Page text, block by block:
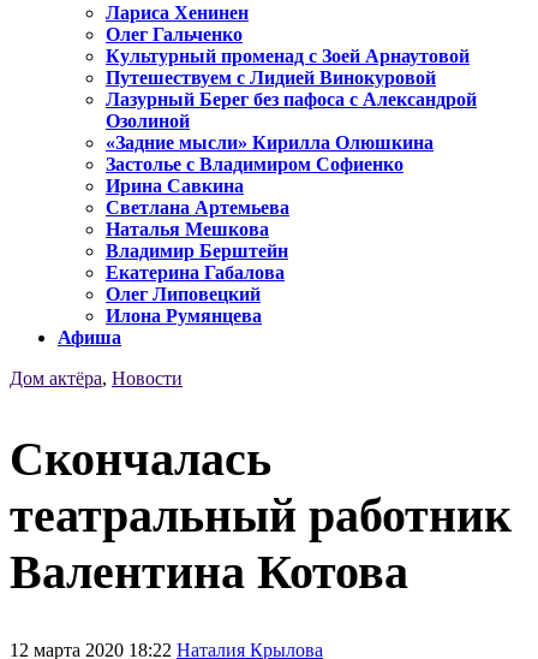
Лариса Хенинен
Олег Гальченко
Культурный променад с Зоей Арнаутовой
Путешествуем с Лидией Винокуровой
Лазурный Берег без пафоса с Александрой
Озолиной
«Задние мысли» Кирилла Олюшкина
Застолье с Владимиром Софиенко
Ирина Савкина
Светлана Артемьева
Наталья Мешкова
Владимир Берштейн
Екатерина Габалова
Олег Липовецкий
Илона Румянцева
Афиша
Дом актёра, Новости
Скончалась
театральный работник
Валентина Котова
12 марта 2020 18:22 Наталия Крылова